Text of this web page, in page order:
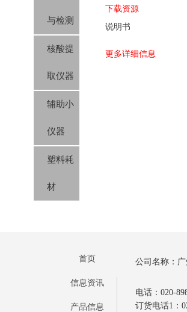
与检测
核酸提
取仪器
辅助小
仪器
塑料耗
材
下载资源
说明书
更多详细信息
首页
信息资讯
产品信息
公司名称：
电话：020-
订货电话1：